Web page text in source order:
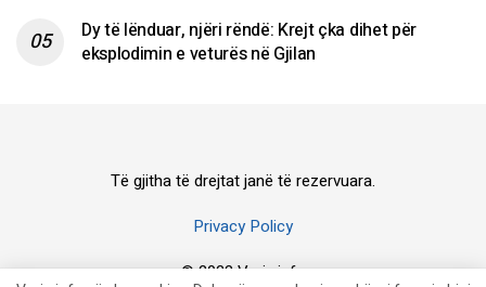
Dy të lënduar, njëri rëndë: Krejt çka dihet për
eksplodimin e veturës në Gjilan
Të gjitha të drejtat janë të rezervuara.
Privacy Policy
© 2023 Veriu.info